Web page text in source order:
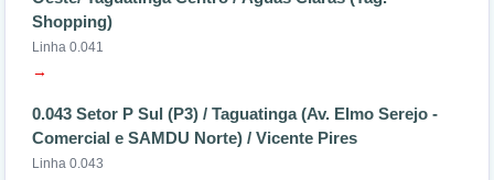
Shopping)
Linha 0.041
→
0.043 Setor P Sul (P3) / Taguatinga (Av. Elmo Serejo -
Comercial e SAMDU Norte) / Vicente Pires
Linha 0.043